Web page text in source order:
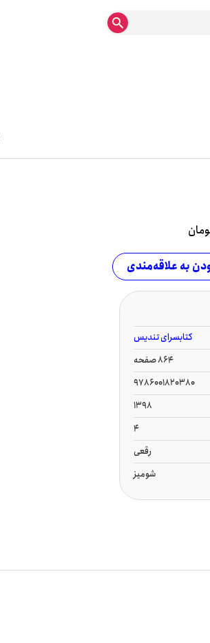
به علاقه‌مندی
کتابسرای تندیس
864 صفحه
9786001820380
1398
4
رقعی
شومیز